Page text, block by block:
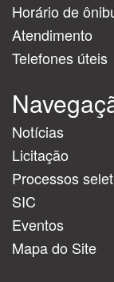
Horário de
Atendimento
Telefones úteis
Notícias
Licitação
Processos
SIC
Eventos
Mapa do Site